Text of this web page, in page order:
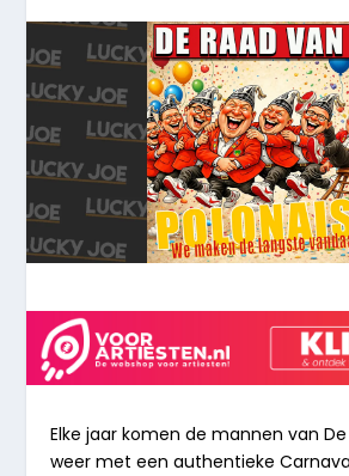
Elke jaar komen de mannen van
weer met een authentieke